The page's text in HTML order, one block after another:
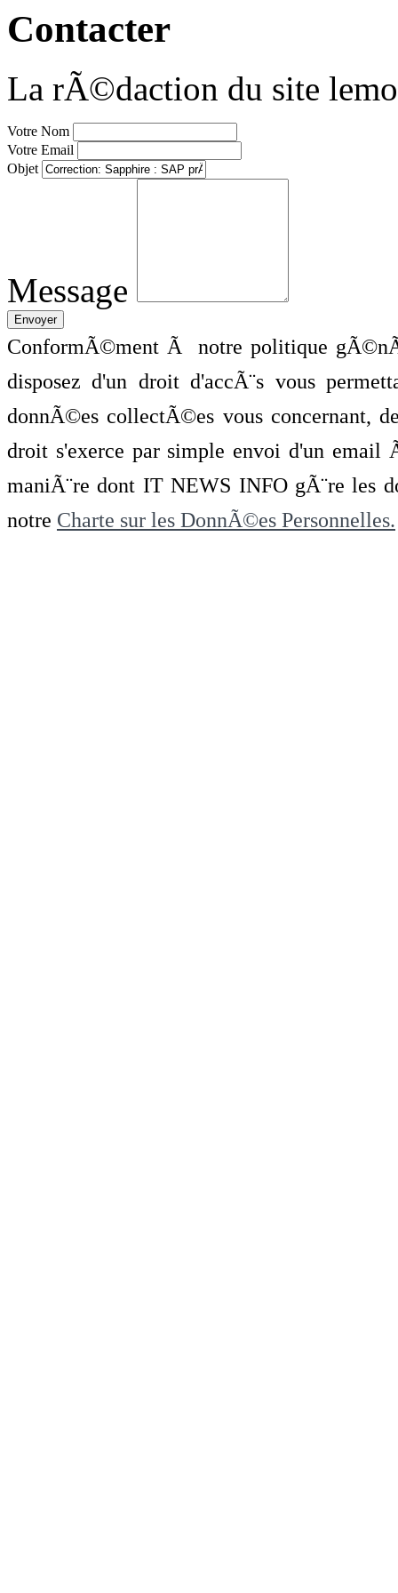
Contacter
La rÃ©daction du site
Votre Nom
Votre Email
Objet
Message
ConformÃ©ment Ã notre politique
disposez d'un droit d'accÃ¨s vous
donnÃ©es collectÃ©es vous concernant,
droit s'exerce par simple envoi d'un
maniÃ¨re dont IT NEWS INFO gÃ¨re les
notre Charte sur les DonnÃ©es Personnelles.